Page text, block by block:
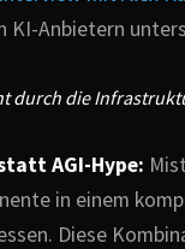
KI-Anbietern
durch die
AGI-Hype:
in einem
Diese